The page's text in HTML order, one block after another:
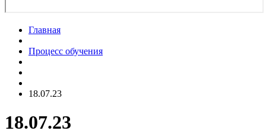
Главная
Процесс обучения
18.07.23
18.07.23